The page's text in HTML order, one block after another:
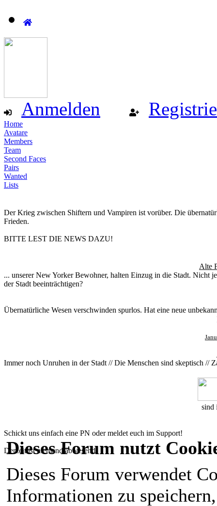
Anmelden
Home
Avatare
Members
Team
Second Faces
Pairs
Wanted
Lists
Der Krieg zwischen Shiftern und Vampiren ist vorüber. Die
Frieden.
BITTE LEST DIE NEWS DAZU!
Alte
... unserer New Yorker Bewohner, halten Einzug in die Stadt. Nicht
der Stadt beeinträchtigen?
Übernatürliche Wesen verschwinden spurlos. Hat eine neue
Immer noch Unruhen in der Stadt // Die Menschen sind skeptisch //
sind
Schickt uns einfach eine PN oder meldet euch im Support!
Derzeit ist niemand abwesend!
Dieses Forum nutzt
Dieses Forum verwendet
Informationen zu